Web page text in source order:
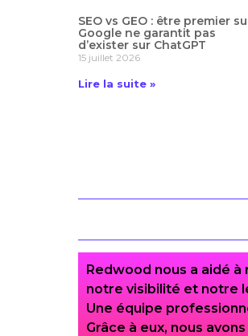
SEO vs GEO : être premier
Google ne garantit pas
d’exister sur ChatGPT
15 juillet 2026
Lire la suite »
Redwood nous a aidé
notre visibilité et notre
Une équipe
Grâce à eux, nous